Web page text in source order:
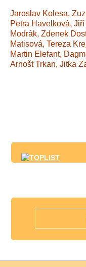
Jaroslav Kolesa,
Petra Havelková,
Modrák, Zdenek
Matisová, Tereza
Martin Elefant,
Arnošt Trkan, Jitka